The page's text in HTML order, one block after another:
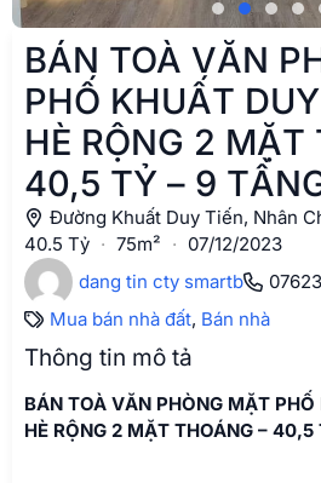
BÁN TOÀ VĂN
PHỐ KHUẤT
HÈ RỘNG 2 MẶT
40,5 TỶ – 9
Đường Khuất Duy Tiến, Nhân
40.5 Tỷ · 75m² · 07/12/2023
dang tin cty smartb
Mua bán nhà đất, Bán nhà
Thông tin mô tả
BÁN TOÀ VĂN PHÒNG MẶT
HÈ RỘNG 2 MẶT THOÁNG –